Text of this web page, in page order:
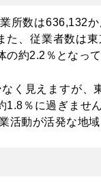
所数は636,132
た、従業者数は
約2.2％となって
く見えますが
1.8％に過ぎませ
活動が活発な地